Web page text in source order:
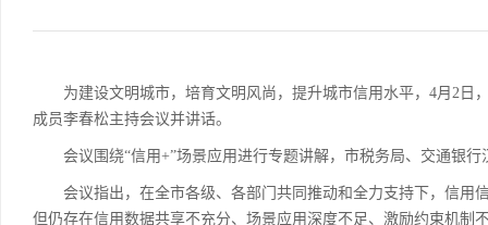
为建设文明城市，培育文明风尚，提升城市信用水平，4月2日
成员李春松主持会议并讲话。
会议围绕“信用+”场景应用进行专题讲解，市税务局、交通银行
会议指出，在全市各级、各部门共同推动和全力支持下，信用
但仍存在信用数据共享不充分、场景应用深度不足、激励约束机制